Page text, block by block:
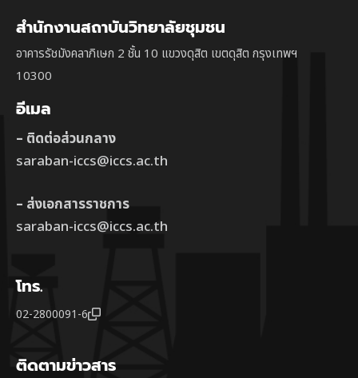
สำนักงานสถาบันวิทยาลัยชุมชน
อาคารรัชมังคลาภิเษก 2 ชั้น 10 แขวงดุสิต เขตดุสิต กรุงเทพฯ
10300
อีเมล
– ติดต่อส่วนกลาง
saraban-iccs@iccs.ac.th
– ส่งเอกสารราชการ
saraban-iccs@iccs.ac.th
โทร.
02-2800091-6
ติดตามข่าวสาร